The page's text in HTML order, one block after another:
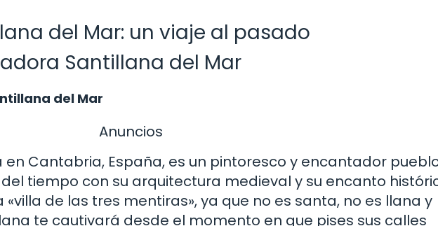
del Mar: un viaje al pasado
Santillana del Mar
del Mar
Anuncios
Cantabria, España, es un pintoresco y encantador
tiempo con su arquitectura medieval y su encanto
de las tres mentiras», ya que no es santa, no es llana y
te cautivará desde el momento en que pises sus calles